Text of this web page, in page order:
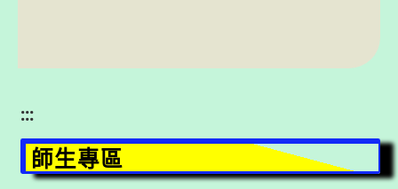
:::
師生專區